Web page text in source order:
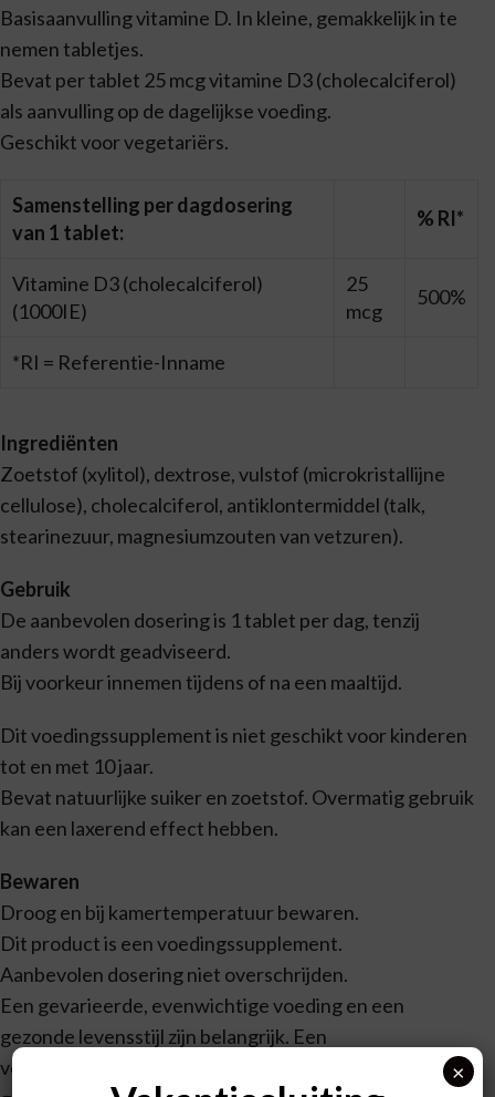
Basisaanvulling vitamine D. In kleine, gemakkelijk in te
nemen tabletjes.
Bevat per tablet 25 mcg vitamine D3 (cholecalciferol)
als aanvulling op de dagelijkse voeding.
Geschikt voor vegetariërs.
Samenstelling per dagdosering
van 1 tablet:
% RI*
Vitamine D3 (cholecalciferol)
(1000IE)
25
mcg
500%
*RI = Referentie-Inname
Ingrediënten
Zoetstof (xylitol), dextrose, vulstof (microkristallijne
cellulose), cholecalciferol, antiklontermiddel (talk,
stearinezuur, magnesiumzouten van vetzuren).
Gebruik
De aanbevolen dosering is 1 tablet per dag, tenzij
anders wordt geadviseerd.
Bij voorkeur innemen tijdens of na een maaltijd.
Dit voedingssupplement is niet geschikt voor kinderen
tot en met 10 jaar.
Bevat natuurlijke suiker en zoetstof. Overmatig gebruik
kan een laxerend effect hebben.
Bewaren
Droog en bij kamertemperatuur bewaren.
Dit product is een voedingssupplement.
Aanbevolen dosering niet overschrijden.
Een gevarieerde, evenwichtige voeding en een
gezonde levensstijl zijn belangrijk. Een
voedingssupplement is geen vervanging van een
×